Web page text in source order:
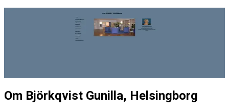
Björkqvist Gunilla,
Helsingborg
Om Björkqvist Gunilla, Helsingborg